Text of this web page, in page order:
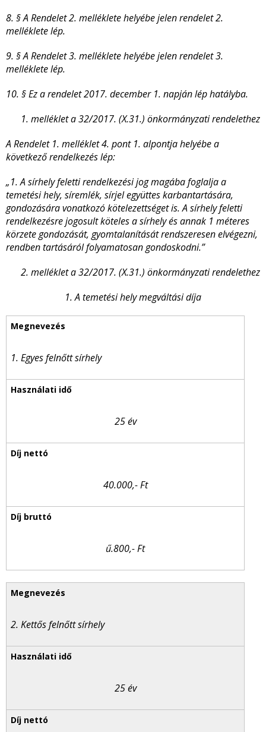
8. §A Rendelet 2. melléklete helyébe jelen rendelet 2.
melléklete lép.
9. § A Rendelet 3. melléklete helyébe jelen rendelet 3.
melléklete lép.
10. § Ez arendelet 2017. december 1. napján lép hatályba.
1. melléklet a 32/2017. (X.31.) önkormányzati rendelethez
A Rendelet 1. melléklet 4. pont 1. alpontja helyébe a
következő rendelkezés lép:
„1. A sírhely feletti rendelkezési jog magába foglalja a
temetési hely, síremlék, sírjel együttes karbantartására,
gondozására vonatkozó kötelezettséget is. A sírhely feletti
rendelkezésre jogosult köteles a sírhely és annak 1 méteres
körzete gondozását, gyomtalanítását rendszeresen elvégezni,
rendben tartásáról folyamatosan gondoskodni.”
2. melléklet a 32/2017. (X.31.) önkormányzati rendelethez
1. A temetési hely megváltási díja
1. Egyes felnőtt sírhely
25 év
40.000,- Ft
ű.800,- Ft
2. Kettős felnőtt sírhely
25 év